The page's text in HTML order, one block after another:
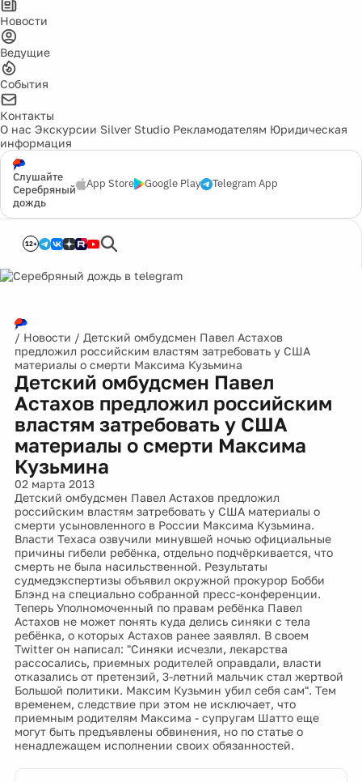
Новости
Ведущие
События
Контакты
О нас Экскурсии Silver Studio Рекламодателям Юридическая
информация
Слушайте
Серебряный
дождь
App Store Google Play Telegram App
12+
/ Новости / Детский омбудсмен Павел Астахов
предложил российским властям затребовать у США
материалы о смерти Максима Кузьмина
Детский омбудсмен Павел
Астахов предложил российским
властям затребовать у США
материалы о смерти Максима
Кузьмина
02 марта 2013
Детский омбудсмен Павел Астахов предложил
российским властям затребовать у США материалы о
смерти усыновленного в России Максима Кузьмина.
Власти Техаса озвучили минувшей ночью официальные
причины гибели ребёнка, отдельно подчёркивается, что
смерть не была насильственной. Результаты
судмедэкспертизы объявил окружной прокурор Бобби
Блэнд на специально собранной пресс-конференции.
Теперь Уполномоченный по правам ребёнка Павел
Астахов не может понять куда делись синяки с тела
ребёнка, о которых Астахов ранее заявлял. В своем
Twitter он написал: "Синяки исчезли, лекарства
рассосались, приемных родителей оправдали, власти
отказались от претензий, 3-летний мальчик стал жертвой
Большой политики. Максим Кузьмин убил себя сам". Тем
временем, следствие при этом не исключает, что
приемным родителям Максима - супругам Шатто еще
могут быть предъявлены обвинения, но по статье о
ненадлежащем исполнении своих обязанностей.